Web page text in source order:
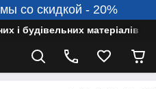
со скидкой - 20%
і будівельних матеріалів